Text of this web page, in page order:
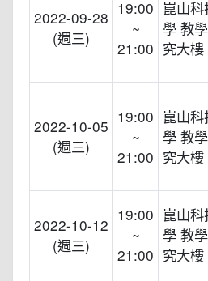
2022-09-28
(週三)
19:00
~
21:00
崑山
學 教
究大樓
2022-10-05
(週三)
19:00
~
21:00
崑山
學 教
究大樓
2022-10-12
(週三)
19:00
~
21:00
崑山
學 教
究大樓